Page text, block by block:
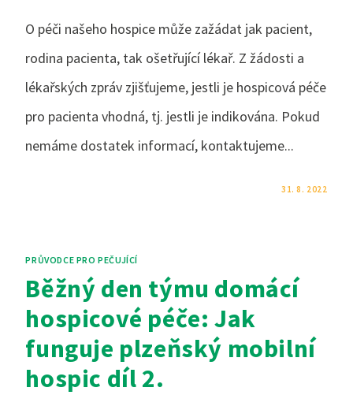
O péči našeho hospice může zažádat jak pacient,
rodina pacienta, tak ošetřující lékař. Z žádosti a
lékařských zpráv zjišťujeme, jestli je hospicová péče
pro pacienta vhodná, tj. jestli je indikována. Pokud
nemáme dostatek informací, kontaktujeme...
31. 8. 2022
PRŮVODCE PRO PEČUJÍCÍ
Běžný den týmu domácí
hospicové péče: Jak
funguje plzeňský mobilní
hospic díl 2.